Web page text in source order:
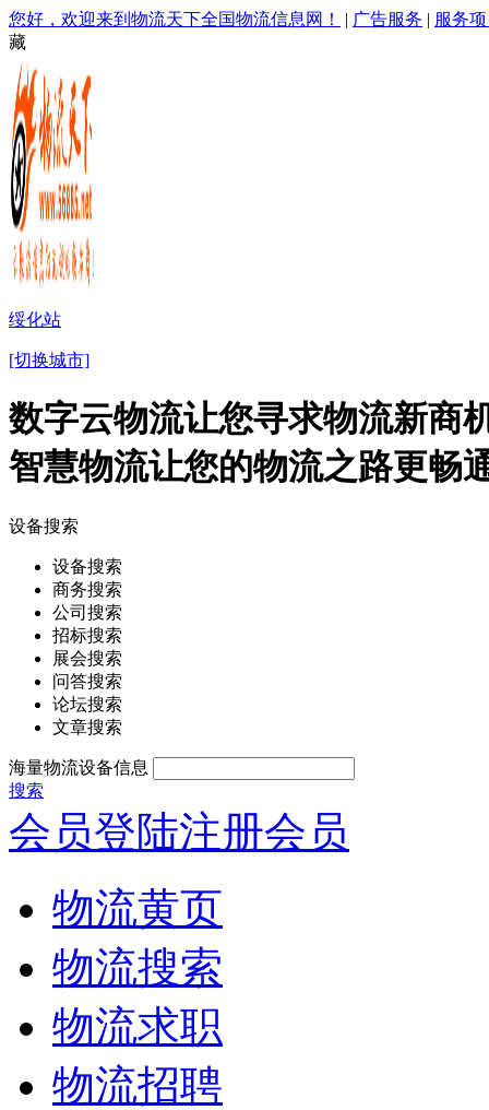
您好，欢迎来到物流天下全国物流信息网！ | 广告服务 | 服务
藏
绥化站
[切换城市]
数字云物流让您寻求物流新商
智慧物流让您的物流之路更畅
设备搜索
设备搜索
商务搜索
公司搜索
招标搜索
展会搜索
问答搜索
论坛搜索
文章搜索
海量物流设备信息
搜索
会员登陆注册会员
物流黄页
物流搜索
物流求职
物流招聘